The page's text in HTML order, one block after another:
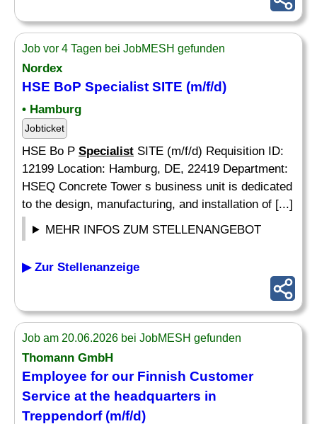
Job vor 4 Tagen bei JobMESH gefunden
Nordex
HSE BoP Specialist SITE (m/f/d)
• Hamburg
Jobticket
HSE Bo P Specialist SITE (m/f/d) Requisition ID:
12199 Location: Hamburg, DE, 22419 Department:
HSEQ Concrete Tower s business unit is dedicated
to the design, manufacturing, and installation of [...]
MEHR INFOS ZUM STELLENANGEBOT
▶ Zur Stellenanzeige
Job am 20.06.2026 bei JobMESH gefunden
Thomann GmbH
Employee for our Finnish Customer
Service at the headquarters in
Treppendorf (m/f/d)